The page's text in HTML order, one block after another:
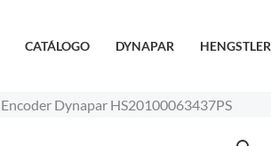
CATÁLOGO DYNAPAR HENGSTLER
Encoder Dynapar HS20100063437PS